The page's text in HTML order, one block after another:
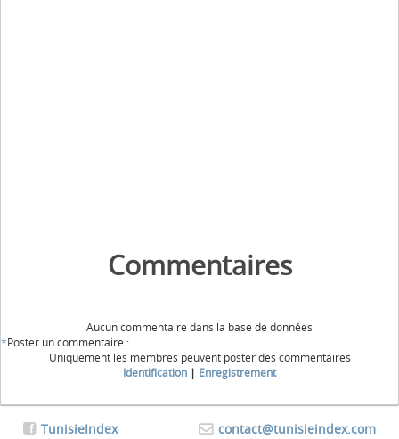
Commentaires
Aucun commentaire dans la base de données
*Poster un commentaire :
Uniquement les membres peuvent poster des commentaires
Identification | Enregistrement
contact@tunisieindex.com
TunisieIndex